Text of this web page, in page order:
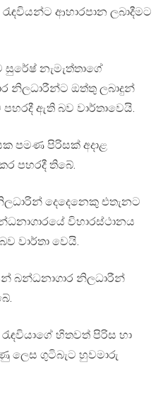
ආහාරපාන ලබාදීමට
නැමැත්තාගේ
නිලධාරීන්ට ඔත්තු ලබාදුන්
ඇති බව වාර්තාවෙයි.
පමණ පිරිසක් අදාළ
පහරදී තිබේ.
දෙදෙනෙකු එතැනට
විහාරස්ථානය
වාර්තා වෙයි.
බන්ධනාගාර නිලධාරීන්
හිතවත් පිරිස හා
ලෙස ගුටිබැට හුවමාරු